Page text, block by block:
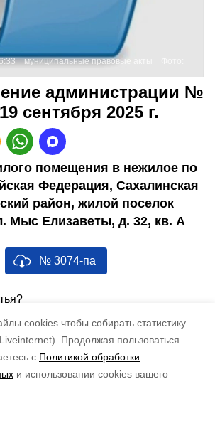
cookies чтобы собирать статистику
Продолжая пользоваться
с Политикой обработки
и использовании cookies вашего
муниципальные правовые акты
администрации №
сентября 2025 г.
помещения в нежилое по
Федерация, Сахалинская
район, жилой поселок
Мыс Елизаветы, д. 32, кв. А
№ 3074-па
2 1